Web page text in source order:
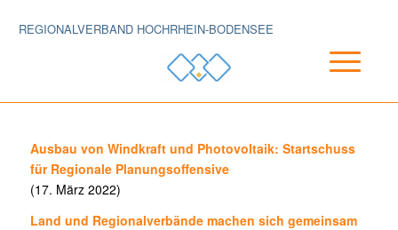
REGIONALVERBAND HOCHRHEIN-BODENSEE
Ausbau von Windkraft und Photovoltaik: Startschuss
für Regionale Planungsoffensive
(17. März 2022)
Land und Regionalverbände machen sich gemeinsam